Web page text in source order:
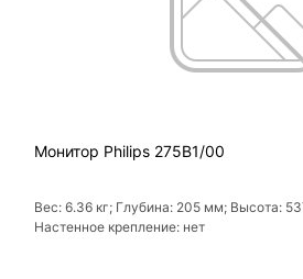
Монитор Philips 275B1/00
Вес: 6.36 кг; Глубина: 205 мм; Высота:
Настенное крепление: нет